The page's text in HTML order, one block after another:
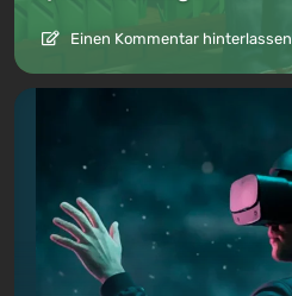
Einen Kommentar hinterlassen